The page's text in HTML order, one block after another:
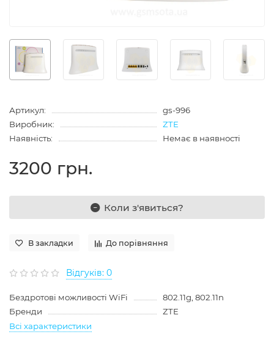
Артикул:
gs-996
Виробник:
ZTE
Наявність:
Немає в наявності
3200 грн.
Коли з'явиться?
В закладки До порівняння
Відгуків: 0
Бездротові можливості WiFi
802.11g, 802.11n
Бренди
ZTE
Всі характеристики